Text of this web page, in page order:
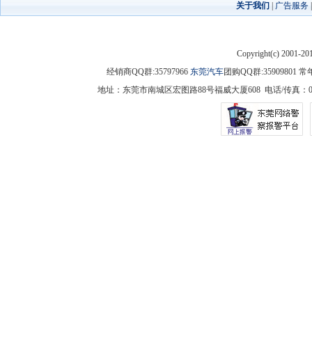
关于我们 广告服务
Copyright(c) 2001-
经销商QQ群:35797966 东莞汽车团购QQ群:35909801
地址：东莞市南城区宏图路88号福威大厦608 电话/传真：